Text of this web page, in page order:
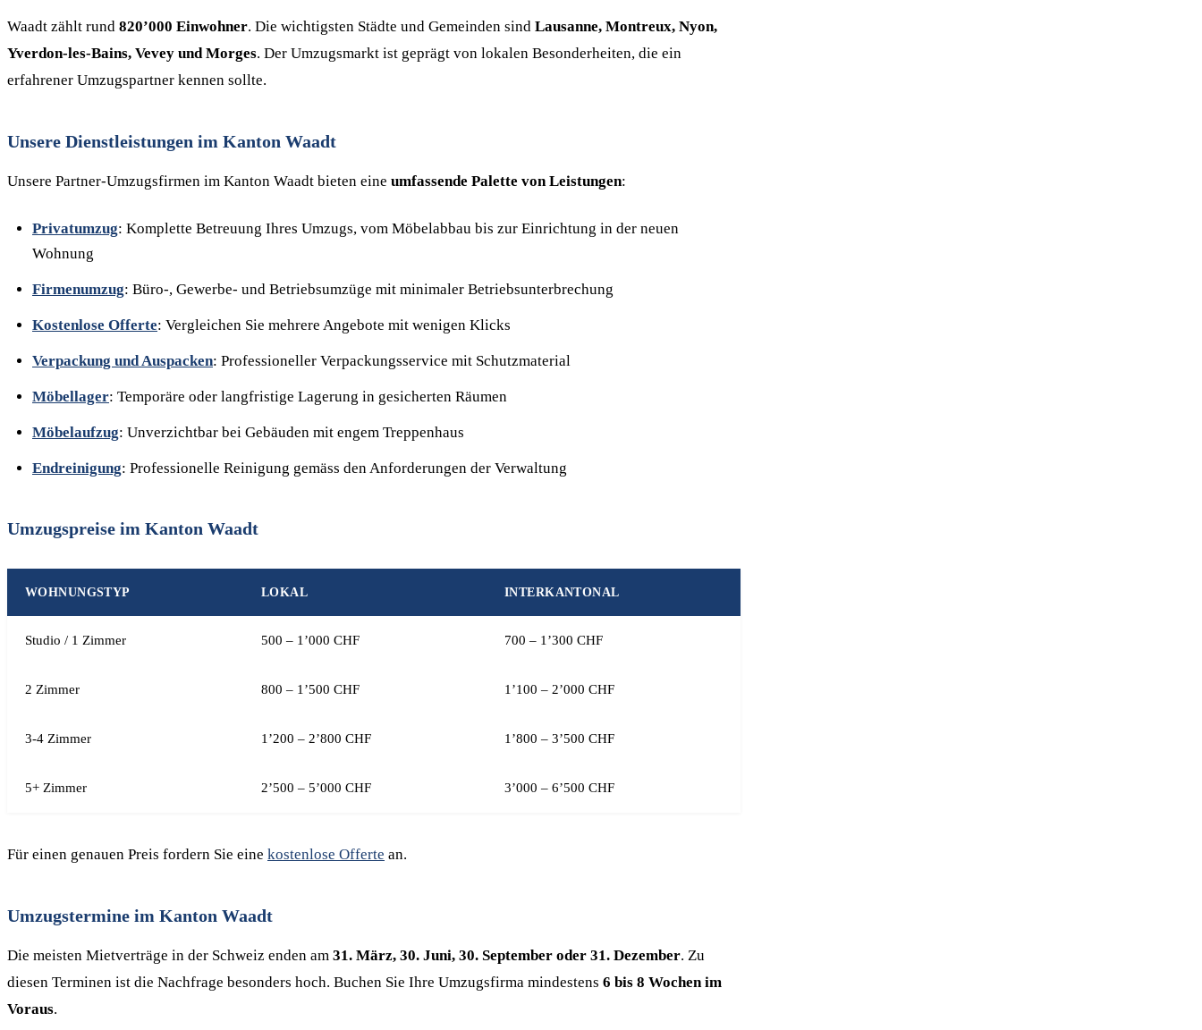
Waadt zählt rund 820’000 Einwohner. Die wichtigsten Städte und Gemeinden sind Lausanne, Montreux, Nyon,
Yverdon-les-Bains, Vevey und Morges. Der Umzugsmarkt ist geprägt von lokalen Besonderheiten, die ein
erfahrener Umzugspartner kennen sollte.
Unsere Dienstleistungen im Kanton Waadt
Unsere Partner-Umzugsfirmen im Kanton Waadt bieten eine umfassende Palette von Leistungen:
Privatumzug: Komplette Betreuung Ihres Umzugs, vom Möbelabbau bis zur Einrichtung in der neuen
Wohnung
Firmenumzug: Büro-, Gewerbe- und Betriebsumzüge mit minimaler Betriebsunterbrechung
Kostenlose Offerte: Vergleichen Sie mehrere Angebote mit wenigen Klicks
Verpackung und Auspacken: Professioneller Verpackungsservice mit Schutzmaterial
Möbellager: Temporäre oder langfristige Lagerung in gesicherten Räumen
Möbelaufzug: Unverzichtbar bei Gebäuden mit engem Treppenhaus
Endreinigung: Professionelle Reinigung gemäss den Anforderungen der Verwaltung
Umzugspreise im Kanton Waadt
WOHNUNGSTYP LOKAL INTERKANTONAL
Studio / 1 Zimmer 500 – 1’000 CHF 700 – 1’300 CHF
2 Zimmer 800 – 1’500 CHF 1’100 – 2’000 CHF
3-4 Zimmer 1’200 – 2’800 CHF 1’800 – 3’500 CHF
5+ Zimmer 2’500 – 5’000 CHF 3’000 – 6’500 CHF
Für einen genauen Preis fordern Sie eine kostenlose Offerte an.
Umzugstermine im Kanton Waadt
Die meisten Mietverträge in der Schweiz enden am 31. März, 30. Juni, 30. September oder 31. Dezember. Zu
diesen Terminen ist die Nachfrage besonders hoch. Buchen Sie Ihre Umzugsfirma mindestens 6 bis 8 Wochen im
Voraus.